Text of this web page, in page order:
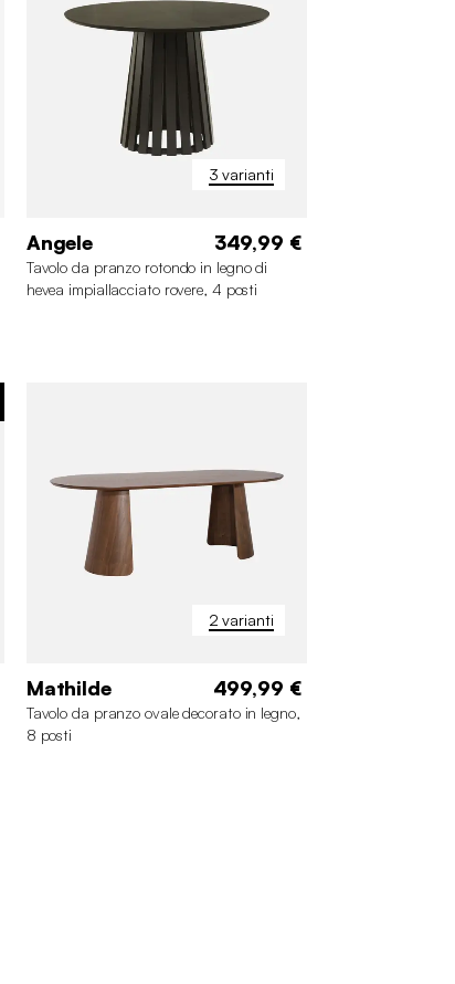
3 varianti
Angele 349,99 €
Tavolo da pranzo rotondo in legno di
hevea impiallacciato rovere, 4 posti
2 varianti
Mathilde 499,99 €
Tavolo da pranzo ovale decorato in legno,
8 posti